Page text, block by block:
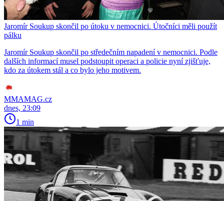
Jaromír Soukup skončil po útoku v nemocnici. Útočníci měli použít
pálku
Jaromír Soukup skončil po středečním napadení v nemocnici. Podle
dalších informací musel podstoupit operaci a policie nyní zjišťuje,
kdo za útokem stál a co bylo jeho motivem.
MMAMAG.cz
dnes, 23:09
1 min